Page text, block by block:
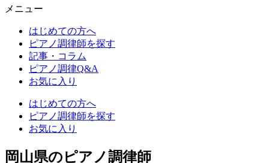
メニュー
はじめての方へ
ピアノ調律師を探す
記事・コラム
ピアノ調律Q&A
お気に入り
はじめての方へ
ピアノ調律師を探す
お気に入り
岡山県のピアノ調律師